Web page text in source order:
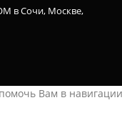
в Сочи, Москве,
Вам в